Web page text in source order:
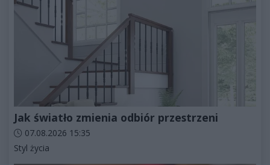
Jak światło zmienia odbiór przestrzeni
Data dodania artykułu:
07.08.2026 15:35
Kategorie artykułu:
Styl życia